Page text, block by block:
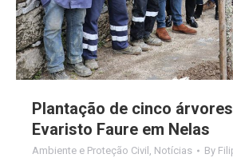
Plantação de cinco
Evaristo Faure em Nelas
Ambiente e Proteção Civil , Notícias By